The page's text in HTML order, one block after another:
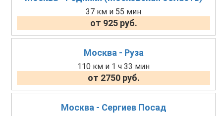
37 км и 55 мин
от 925 руб.
Москва - Руза
110 км и 1 ч 33 мин
от 2750 руб.
Москва - Сергиев Посад